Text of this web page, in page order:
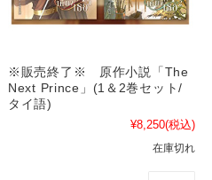
※販売終了※ 原作小説「The
Next Prince」(1＆2巻セット/
タイ語)
¥8,250(税込)
在庫切れ